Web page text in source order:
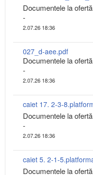
Documentele la ofertă
-
2.07.26 18:36
027_d-aee.pdf
Documentele la ofertă
-
2.07.26 18:36
Documentele la ofertă
-
2.07.26 18:36
Documentele la ofertă